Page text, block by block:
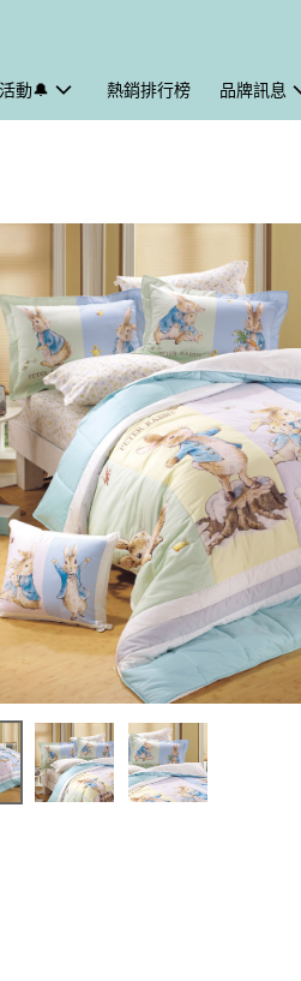
動🔔 熱銷排行榜 品牌訊息